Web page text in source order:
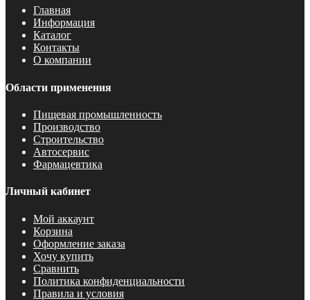
Главная
Информация
Каталог
Контакты
О компании
Области применения
Пищевая промышленность
Производство
Строительство
Автосервис
Фармацевтика
Личный кабинет
Мой аккаунт
Корзина
Оформление заказа
Хочу купить
Сравнить
Политика конфиденциальности
Правила и условия